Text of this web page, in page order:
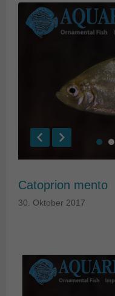
Catoprion mento
30. Oktober 2017